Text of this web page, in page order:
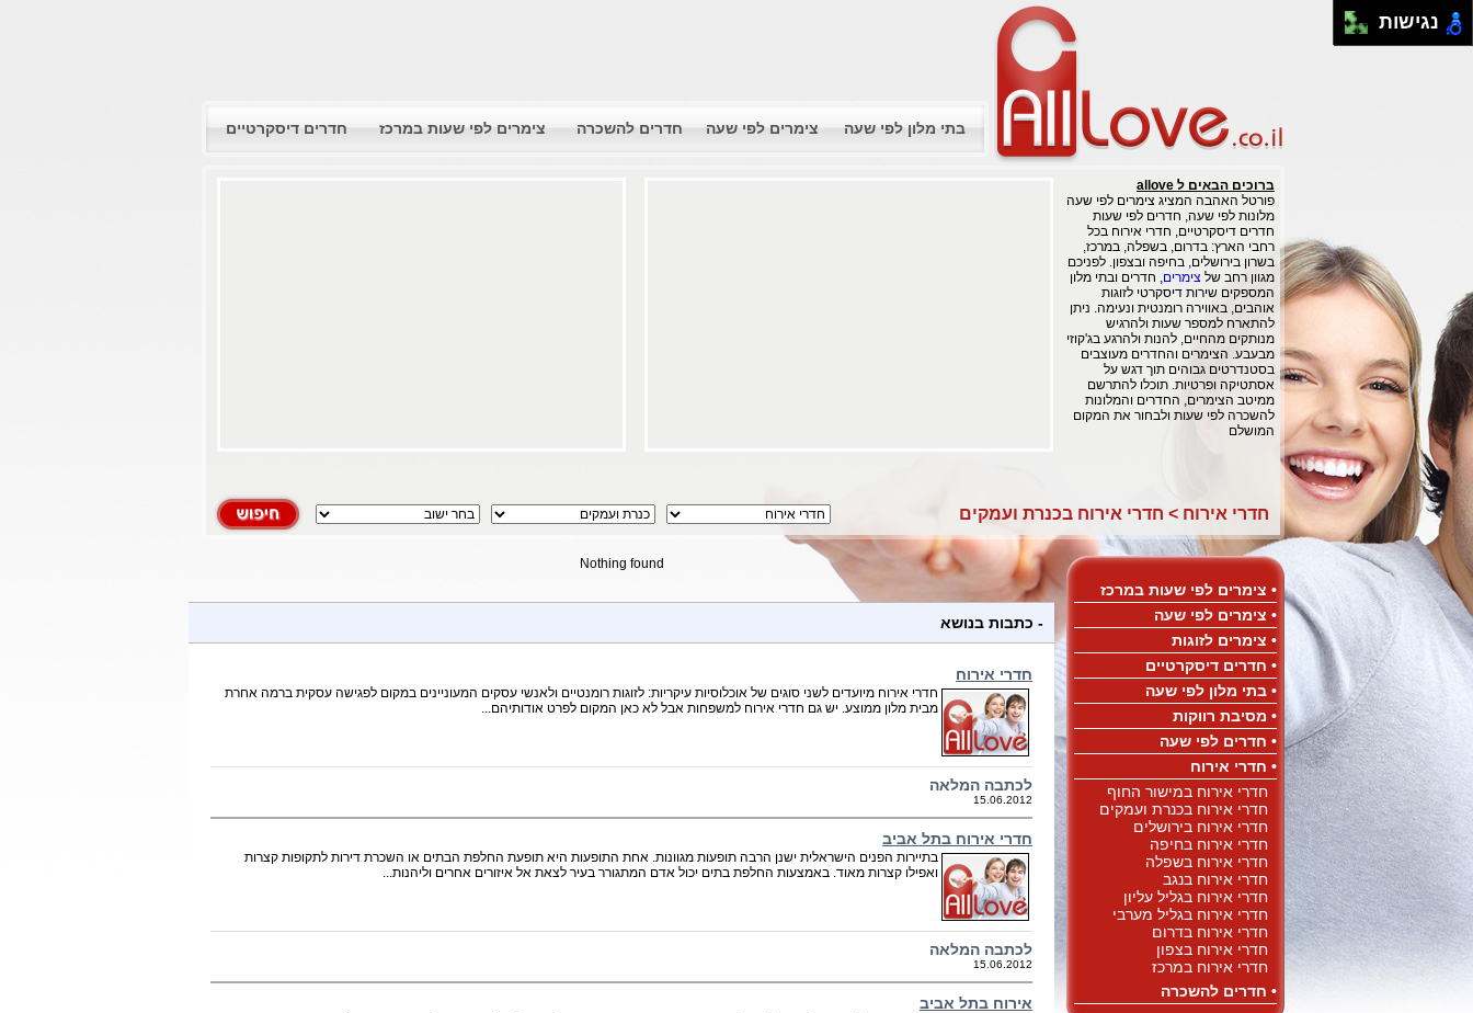
בתי מלון לפי שעה צימרים לפי שעה חדרים להשכרה צימרים לפי שעות במרכז חדרים דיסקרטיים
ברוכים הבאים ל allove
פורטל האהבה המציג צימרים לפי שעה
מלונות לפי שעה, חדרים לפי שעות
חדרים דיסקרטיים, חדרי אירוח בכל
רחבי הארץ: בדרום, בשפלה, במרכז,
בשרון בירושלים, בחיפה ובצפון. לפניכם
מגוון רחב של צימרים, חדרים ובתי מלון
המספקים שירות דיסקרטי לזוגות
אוהבים, באווירה רומנטית ונעימה. ניתן
להתארח למספר שעות ולהרגיש
מנותקים מהחיים, להנות ולהרגע בג'קוזי
מבעבע. הצימרים והחדרים מעוצבים
בסטנדרטים גבוהים תוך דגש על
אסתטיקה ופרטיות. תוכלו להתרשם
ממיטב הצימרים, החדרים והמלונות
להשכרה לפי שעות ולבחור את המקום
המושלם
חדרי אירוח > חדרי אירוח בכנרת ועמקים
• צימרים לפי שעות במרכז
• צימרים לפי שעה
• צימרים לזוגות
• חדרים דיסקרטיים
• בתי מלון לפי שעה
• מסיבת רווקות
• חדרים לפי שעה
• חדרי אירוח
חדרי אירוח במישור החוף
חדרי אירוח בכנרת ועמקים
חדרי אירוח בירושלים
חדרי אירוח בחיפה
חדרי אירוח בשפלה
חדרי אירוח בנגב
חדרי אירוח בגליל עליון
חדרי אירוח בגליל מערבי
חדרי אירוח בדרום
חדרי אירוח בצפון
חדרי אירוח במרכז
• חדרים להשכרה
Nothing found
- כתבות בנושא
חדרי אירוח
חדרי אירוח מיועדים לשני סוגים של אוכלוסיות עיקריות: לזוגות רומנטיים ולאנשי עסקים המעוניינים במקום לפגישה עסקית ברמה אחרת
מבית מלון ממוצע. יש גם חדרי אירוח למשפחות אבל לא כאן המקום לפרט אודותיהם...
לכתבה המלאה
15.06.2012
חדרי אירוח בתל אביב
בתיירות הפנים הישראלית ישנן הרבה תופעות מגוונות. אחת התופעות היא תופעת החלפת הבתים או השכרת דירות לתקופות קצרות
ואפילו קצרות מאוד. באמצעות החלפת בתים יכול אדם המתגורר בעיר לצאת אל איזורים אחרים וליהנות...
לכתבה המלאה
15.06.2012
אירוח בתל אביב
נגישות